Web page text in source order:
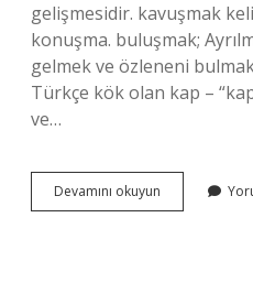
gelişmesidir. kavuşmak
konuşma. buluşmak;
gelmek ve özleneni
Türkçe kök olan kap –
ve…
Devamını okuyun Kavuşma
Temalı